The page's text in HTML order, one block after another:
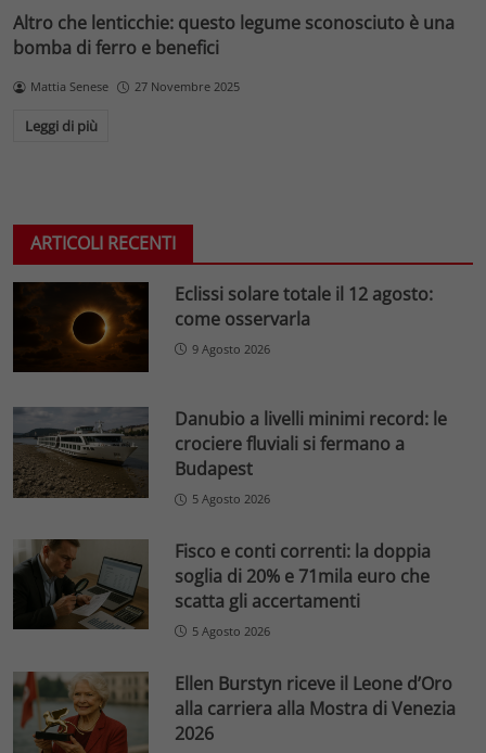
Altro che lenticchie: questo legume sconosciuto è una
bomba di ferro e benefici
Mattia Senese 27 Novembre 2025
Leggi di più
ARTICOLI RECENTI
Eclissi solare totale il 12 agosto:
come osservarla
9 Agosto 2026
Danubio a livelli minimi record: le
crociere fluviali si fermano a
Budapest
5 Agosto 2026
Fisco e conti correnti: la doppia
soglia di 20% e 71mila euro che
scatta gli accertamenti
5 Agosto 2026
Ellen Burstyn riceve il Leone d’Oro
alla carriera alla Mostra di Venezia
2026